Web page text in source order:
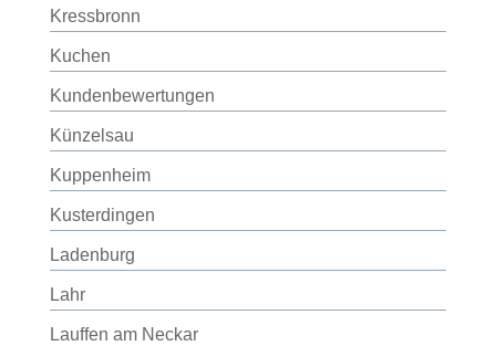
Kressbronn
Kuchen
Kundenbewertungen
Künzelsau
Kuppenheim
Kusterdingen
Ladenburg
Lahr
Lauffen am Neckar